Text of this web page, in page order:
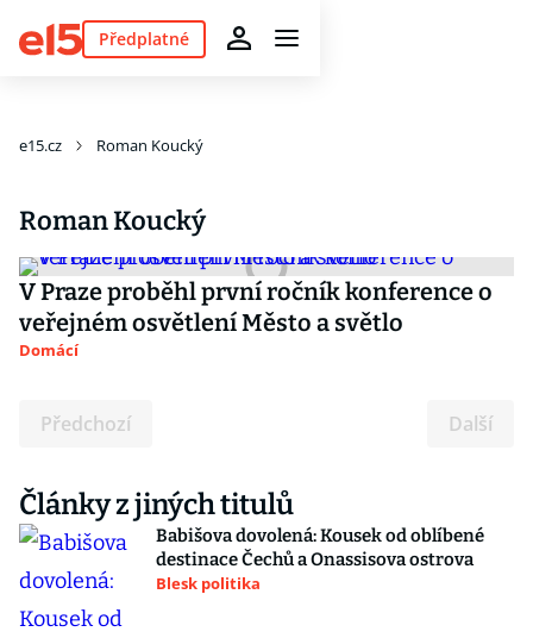
Předplatné
e15.cz Roman Koucký
Roman Koucký
V Praze proběhl první ročník konference o
veřejném osvětlení Město a světlo
Domácí
Předchozí Další
Články z jiných titulů
Babišova dovolená: Kousek od oblíbené
destinace Čechů a Onassisova ostrova
Blesk politika